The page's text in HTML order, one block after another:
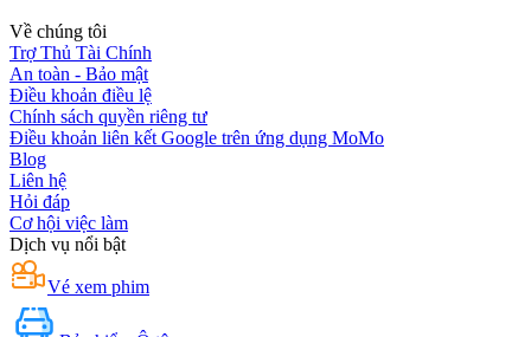
Về chúng tôi
Trợ Thủ Tài Chính
An toàn - Bảo mật
Điều khoản điều lệ
Chính sách quyền riêng tư
Điều khoản liên kết Google trên ứng dụng MoMo
Blog
Liên hệ
Hỏi đáp
Cơ hội việc làm
Dịch vụ nổi bật
Vé xem phim